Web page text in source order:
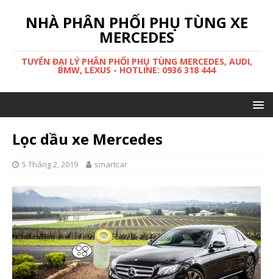
NHÀ PHÂN PHỐI PHỤ TÙNG XE
MERCEDES
TUYỂN ĐẠI LÝ PHÂN PHỐI PHỤ TÙNG MERCEDES, AUDI,
BMW, LEXUS - HOTLINE: 0936 318 444
Lọc dầu xe Mercedes
5 Tháng 2, 2019 smartcar